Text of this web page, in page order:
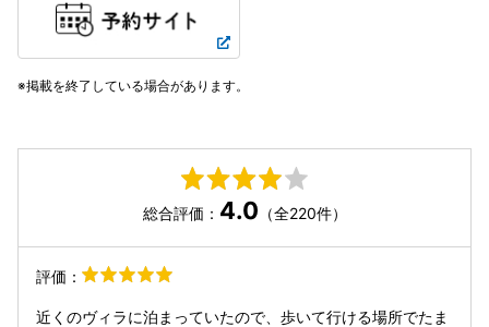
掲載を終了している場合があります。
総合評価： 4.0 （全220件）
評価：
近くのヴィラに泊まっていたので、歩いて行ける場所でたま